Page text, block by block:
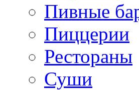
Пивные
Пиццерии
Рестораны
Суши